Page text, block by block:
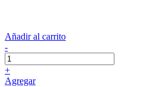
Añadir al carrito
-
+
Agregar